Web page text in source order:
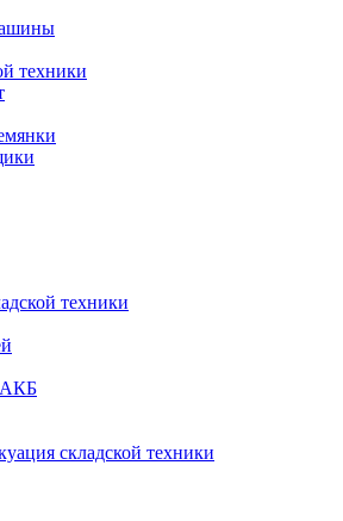
техники
техники
АКБ
складской техники